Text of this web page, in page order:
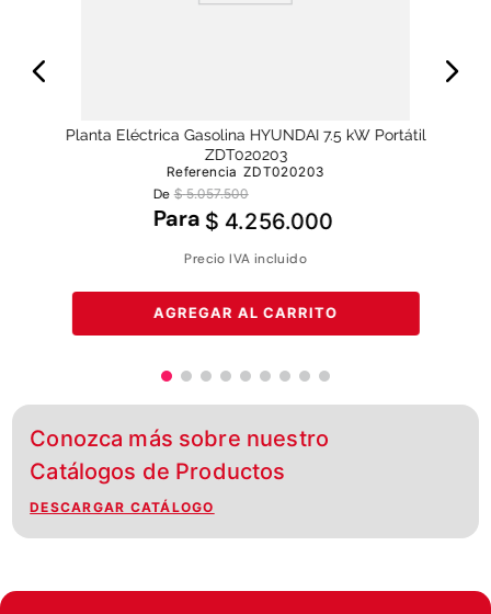
Planta Eléctrica Gasolina HYUNDAI 7.5 kW Portátil
ZDT020203
Referencia ZDT020203
De $ 5.057.500
Para $ 4.256.000
Precio IVA incluido
AGREGAR AL CARRITO
Conozca más sobre nuestro
Catálogos de Productos
DESCARGAR CATÁLOGO